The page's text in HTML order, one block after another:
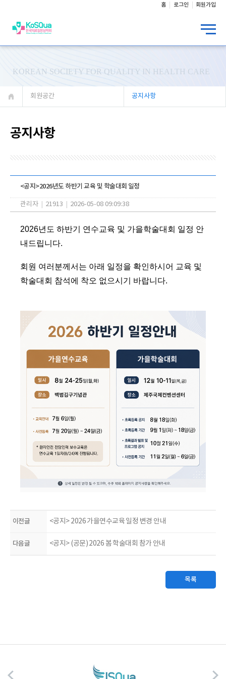
홈 로그인 회원가입
KOREAN SOCIETY FOR QUALITY IN HEALTH CARE
회원공간 공지사항
공지사항
<공지>2026년도 하반기 교육 및 학술대회 일정
관리자 21913 2026-05-08 09:09:38
2026년도 하반기 연수교육 및 가을학술대회 일정 안
내드립니다.
회원 여러분께서는 아래 일정을 확인하시어 교육 및
학술대회 참석에 착오 없으시기 바랍니다.
이전글 <공지> 2026 가을연수교육 일정 변경 안내
다음글 <공지> (공문) 2026 봄 학술대회 참가 안내
목록